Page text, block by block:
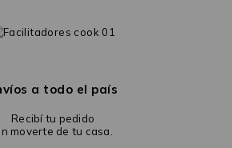
a todo el país
Recibí tu pedido
moverte de tu casa.